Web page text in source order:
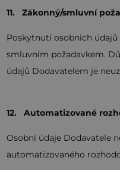
11. Zákonný/smluvní
Poskytnutí osobních
smluvním požadavkem.
údajů Dodavatelem je
12. Automatizované
Osobní údaje Dodavatele
automatizovaného